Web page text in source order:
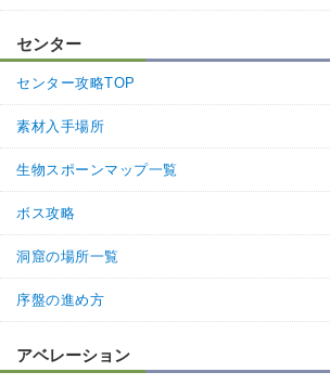
センター
センター攻略TOP
素材入手場所
生物スポーンマップ一覧
ボス攻略
洞窟の場所一覧
序盤の進め方
アベレーション